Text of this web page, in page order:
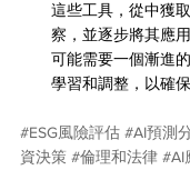
這些工具，從中獲
察，並逐步將其應
可能需要一個漸進
學習和調整，以確
#ESG風險評估 #AI預測
資決策 #倫理和法律 #AI